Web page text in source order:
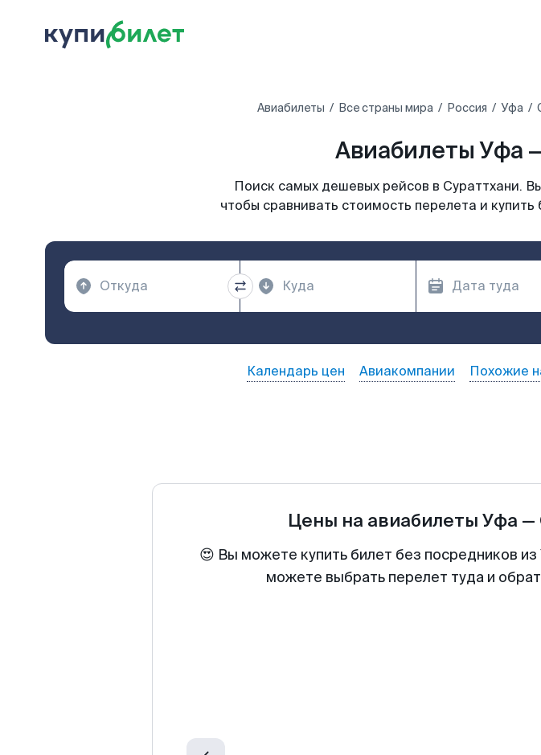
Авиабилеты Все страны мира Россия Уфа
Авиабилеты Уфа
Поиск самых дешевых рейсов в Сураттхани.
чтобы сравнивать стоимость перелета и
Календарь цен Авиакомпании Похожие
Цены на авиабилеты Уфа —
😍 Вы можете купить билет без посредников
можете выбрать перелет туда и